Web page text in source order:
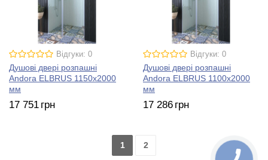
Відгуки: 0
Душові двері розпашні
Andora ELBRUS 1150х2000
мм
17 751 грн
Відгуки: 0
Душові двері розпашні
Andora ELBRUS 1100х2000
мм
17 286 грн
1 2